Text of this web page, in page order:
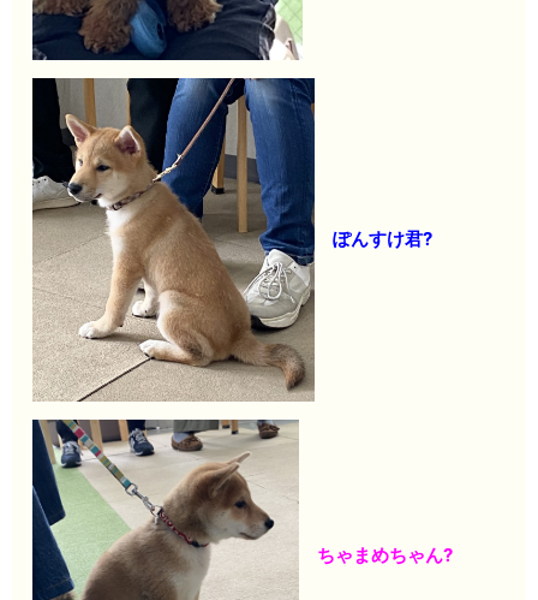
ぽんすけ君?
ちゃまめちゃん?